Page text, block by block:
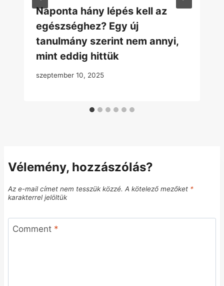
Naponta hány lépés kell az
egészséghez? Egy új
tanulmány szerint nem annyi,
mint eddig hittük
szeptember 10, 2025
Vélemény, hozzászólás?
Az e-mail címet nem tesszük közzé. A kötelező mezőket *
karakterrel jelöltük
Comment *